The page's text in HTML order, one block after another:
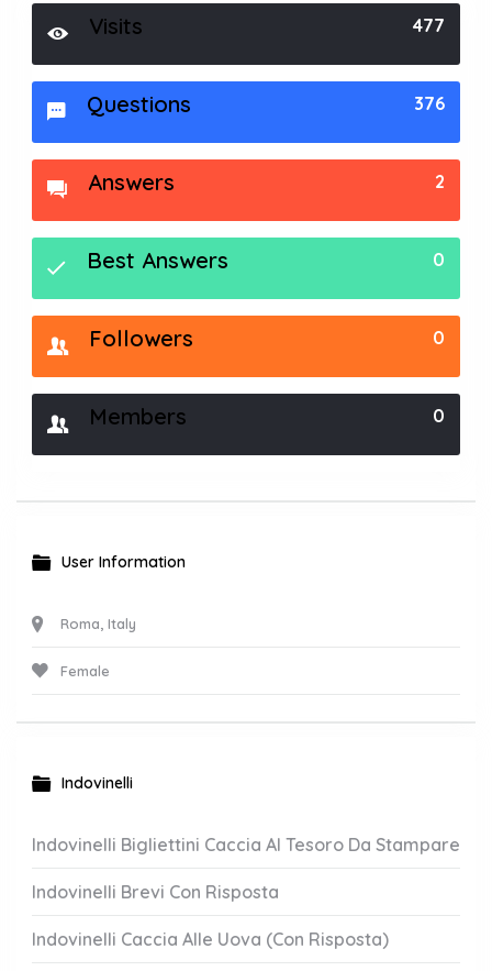
477
Visits
376
Questions
2
Answers
0
Best Answers
0
Followers
0
Members
User Information
Roma, Italy
Female
Indovinelli
Indovinelli Bigliettini Caccia Al Tesoro Da Stampare
Indovinelli Brevi Con Risposta
Indovinelli Caccia Alle Uova (Con Risposta)